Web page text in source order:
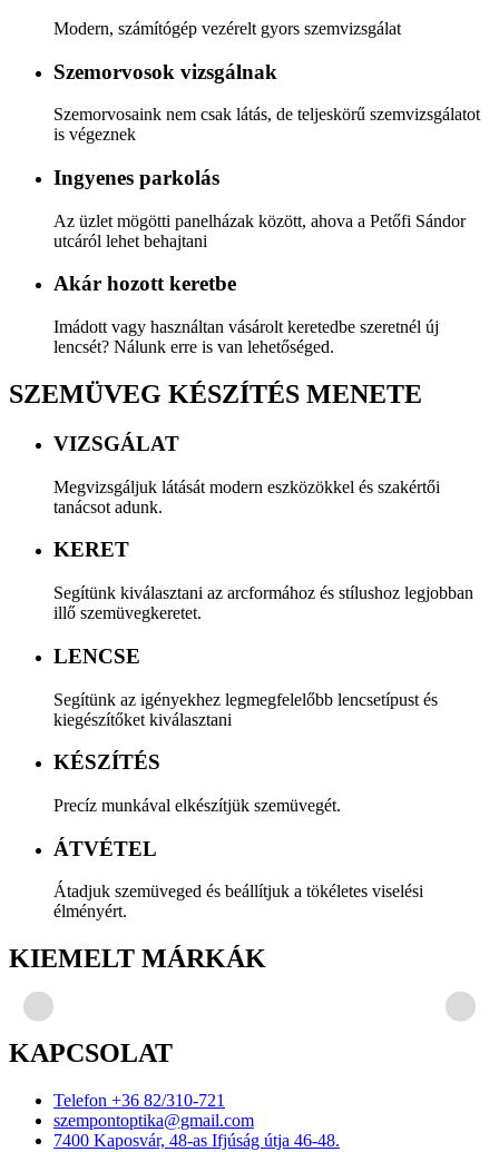
Modern, számítógép vezérelt gyors szemvizsgálat
Szemorvosok vizsgálnak
Szemorvosaink nem csak látás, de teljeskörű szemvizsgálatot
is végeznek
Ingyenes parkolás
Az üzlet mögötti panelházak között, ahova a Petőfi Sándor
utcáról lehet behajtani
Akár hozott keretbe
Imádott vagy használtan vásárolt keretedbe szeretnél új
lencsét? Nálunk erre is van lehetőséged.
SZEMÜVEG KÉSZÍTÉS MENETE
VIZSGÁLAT
Megvizsgáljuk látását modern eszközökkel és szakértői
tanácsot adunk.
KERET
Segítünk kiválasztani az arcformához és stílushoz legjobban
illő szemüvegkeretet.
LENCSE
Segítünk az igényekhez legmegfelelőbb lencsetípust és
kiegészítőket kiválasztani
KÉSZÍTÉS
Precíz munkával elkészítjük szemüvegét.
ÁTVÉTEL
Átadjuk szemüveged és beállítjuk a tökéletes viselési
élményért.
KIEMELT MÁRKÁK
KAPCSOLAT
Telefon +36 82/310-721
szempontoptika@gmail.com
7400 Kaposvár, 48-as Ifjúság útja 46-48.